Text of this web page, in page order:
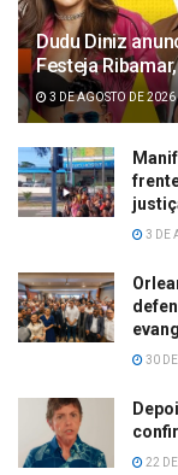
Dudu Diniz
Festeja
3 DE AGOSTO DE 2026
3 DE
30
22